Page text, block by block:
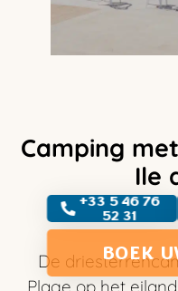
+33 5 46 76
52 31
BOEK
Camping
Ile
De
Plage op het